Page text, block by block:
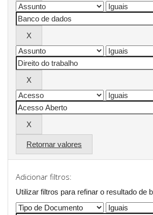
Retornar valores
Adicionar filtros:
Utilizar filtros para refinar o resultado de